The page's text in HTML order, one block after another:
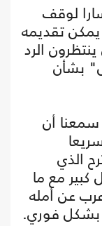
لوقف
تقديمه
الرد
بشأن
سمعنا أن
الذي
مع ما
عن أمله
بشكل فوري.